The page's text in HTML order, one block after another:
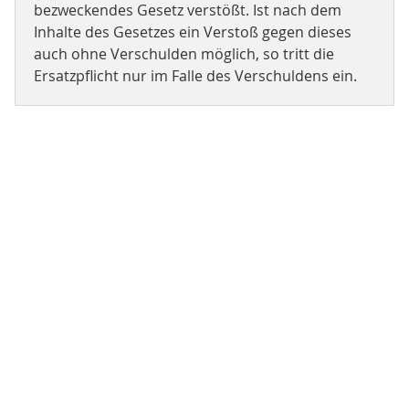
bezweckendes Gesetz verstößt. Ist nach dem
Inhalte des Gesetzes ein Verstoß gegen dieses
auch ohne Verschulden möglich, so tritt die
Ersatzpflicht nur im Falle des Verschuldens ein.